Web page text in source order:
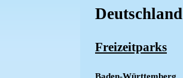
Deutschland
Freizeitparks